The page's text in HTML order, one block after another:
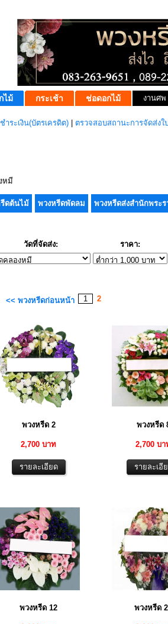
ไม้ กระเช้า ช่อดอกไม้ งานศพ
ชำระเงิน(บัตรเครดิต) ตรวจสอบสถานะการจัดส่งใ
หมี
ดต้นไม้ พวงหรีดพัดลม พวงหรีดส่งสำนักพระร
วัดที่จัดส่ง: ราคา:
<< พวงหรีดก่อนหน้า 1 2
พวงหรีด 2
2,700 บาท
พวงหรีด
2,700 บา
พวงหรีด 12 พวงหรีด